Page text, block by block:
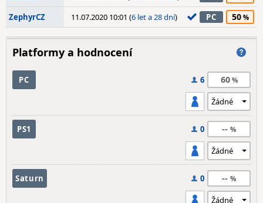
ZephyrCZ 11.07.2020 10:01 (6 let a 28 dní) PC 50
Platformy a hodnocení
PC 6 60
PS1 0 --
Saturn 0 --